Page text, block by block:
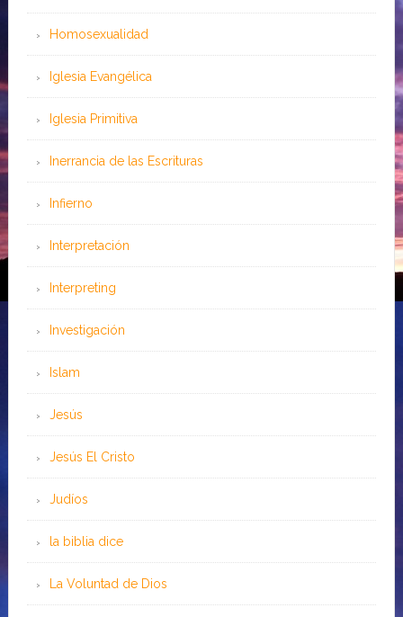
Homosexualidad
Iglesia Evangélica
Iglesia Primitiva
Inerrancia de las Escrituras
Infierno
Interpretación
Interpreting
Investigación
Islam
Jesús
Jesús El Cristo
Judíos
la biblia dice
La Voluntad de Dios